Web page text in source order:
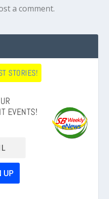
a comment.
STORIES!
EVENTS!